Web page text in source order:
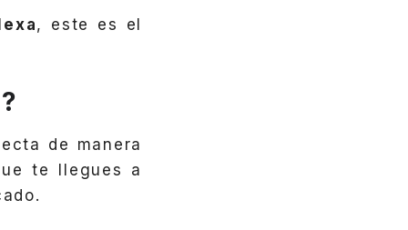
, este es el
de manera
te llegues a